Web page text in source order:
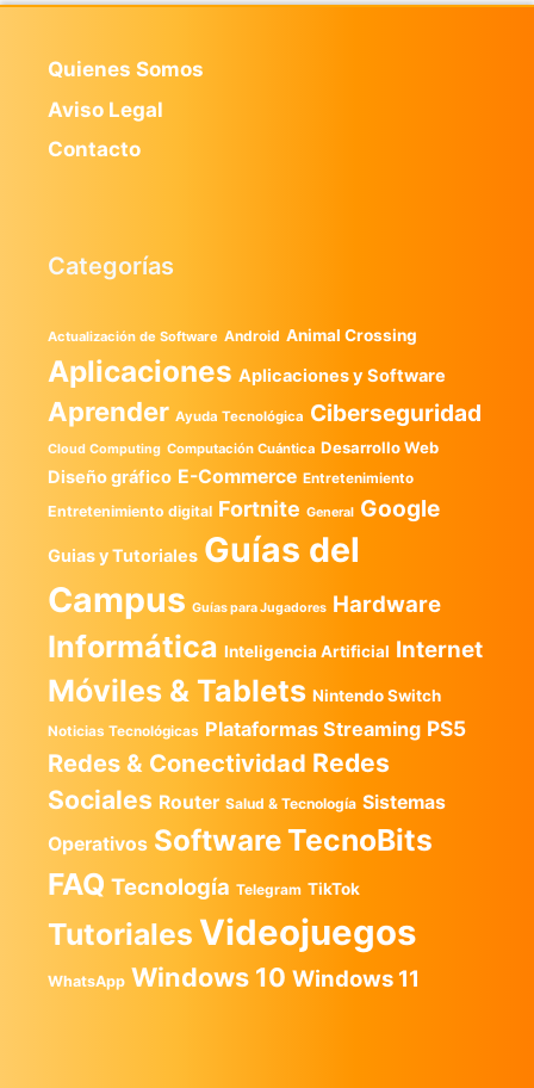
Quienes Somos
Aviso Legal
Contacto
Categorías
Actualización de Software Android Animal Crossing
Aplicaciones Aplicaciones y Software
Aprender Ayuda Tecnológica Ciberseguridad
Cloud Computing Computación Cuántica Desarrollo Web
Diseño gráfico E-Commerce Entretenimiento
Entretenimiento digital Fortnite General Google
Guias y Tutoriales Guías del
Campus Guías para Jugadores Hardware
Informática Inteligencia Artificial Internet
Móviles & Tablets Nintendo Switch
Noticias Tecnológicas Plataformas Streaming PS5
Redes & Conectividad Redes
Sociales Router Salud & Tecnología Sistemas
Operativos SoftwareTecnoBits
FAQ Tecnología Telegram TikTok
Tutoriales Videojuegos
WhatsApp Windows 10 Windows 11